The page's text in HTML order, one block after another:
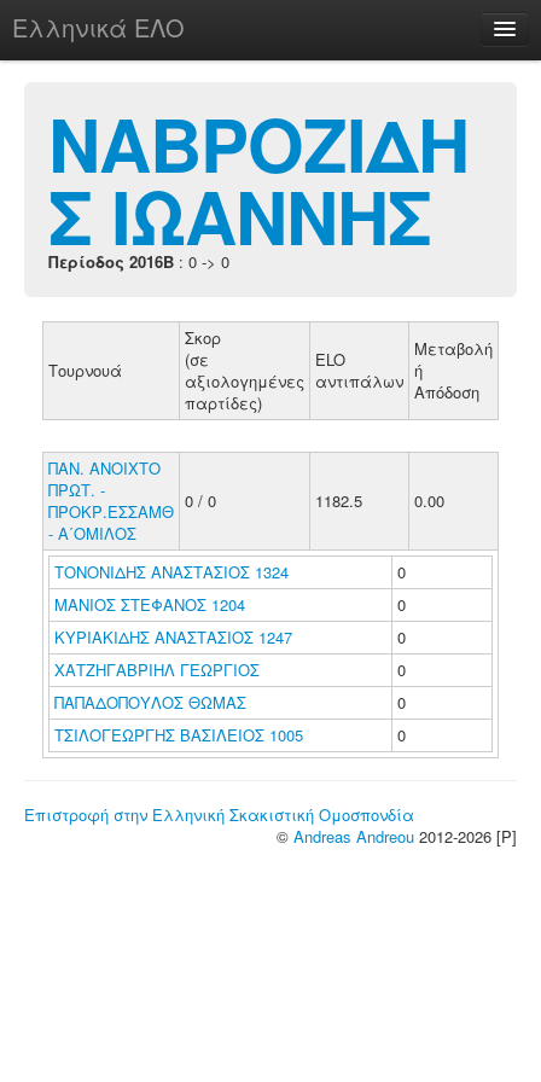
Ελληνικά ΕΛΟ
chesstu.be @ discord
Login
ΝΑΒΡΟΖΙΔΗ
Σ ΙΩΑΝΝΗΣ
Περίοδος 2016B : 0 -> 0
Τουρνουά
Σκορ
(σε
αξιολογημένες
παρτίδες)
ELO
αντιπάλων
Μεταβολή
ή
Απόδοση
ΠΑΝ. ΑΝΟΙΧΤΟ
ΠΡΩΤ. -
ΠΡΟΚΡ.ΕΣΣΑΜΘ
- Α΄ΟΜΙΛΟΣ
0 / 0 1182.5 0.00
ΤΟΝΟΝΙΔΗΣ ΑΝΑΣΤΑΣΙΟΣ 1324
0
ΜΑΝΙΟΣ ΣΤΕΦΑΝΟΣ 1204
0
ΚΥΡΙΑΚΙΔΗΣ ΑΝΑΣΤΑΣΙΟΣ 1247
0
ΧΑΤΖΗΓΑΒΡΙΗΛ ΓΕΩΡΓΙΟΣ
0
ΠΑΠΑΔΟΠΟΥΛΟΣ ΘΩΜΑΣ
0
ΤΣΙΛΟΓΕΩΡΓΗΣ ΒΑΣΙΛΕΙΟΣ 1005
0
Επιστροφή στην Ελληνική Σκακιστική Ομοσπονδία
© Andreas Andreou 2012-2026 [P]